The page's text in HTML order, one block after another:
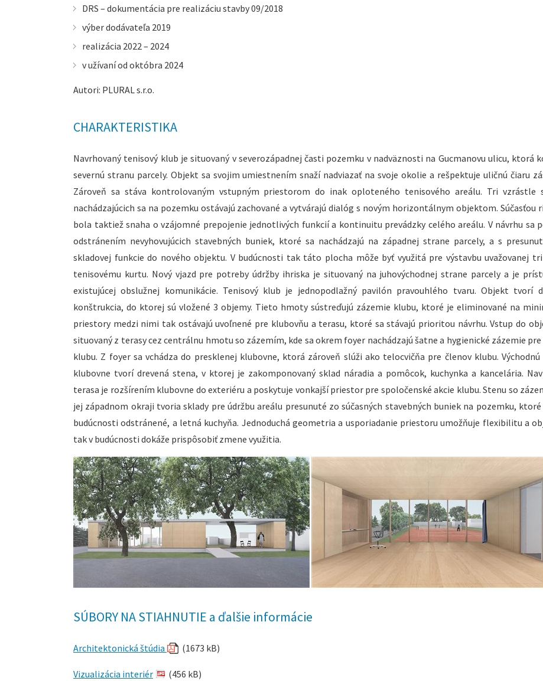
DRS – dokumentácia pre realizáciu stavby 09/2018
výber dodávateľa 2019
realizácia 2022 – 2024
v užívaní od októbra 2024
Autori: PLURAL s.r.o.
CHARAKTERISTIKA
Navrhovaný tenisový klub je situovaný v severozápadnej časti pozemku v nadväznosti na Gucmanovu ulicu, ktorá
severnú stranu parcely. Objekt sa svojim umiestnením snaží nadviazať na svoje okolie a rešpektuje uličnú čiaru
Zároveň sa stáva kontrolovaným vstupným priestorom do inak oploteného tenisového areálu. Tri vzrástle
nachádzajúcich sa na pozemku ostávajú zachované a vytvárajú dialóg s novým horizontálnym objektom. Súčasťou
bola taktiež snaha o vzájomné prepojenie jednotlivých funkcií a kontinuitu prevádzky celého areálu. V návrhu sa
odstránením nevyhovujúcich stavebných buniek, ktoré sa nachádzajú na západnej strane parcely, a s
skladovej funkcie do nového objektu. V budúcnosti tak táto plocha môže byť využitá pre výstavbu uvažovanej
tenisovému kurtu. Nový vjazd pre potreby údržby ihriska je situovaný na juhovýchodnej strane parcely a je
existujúcej obslužnej komunikácie. Tenisový klub je jednopodlažný pavilón pravouhlého tvaru. Objekt tvorí
konštrukcia, do ktorej sú vložené 3 objemy. Tieto hmoty sústreďujú zázemie klubu, ktoré je eliminované na
priestory medzi nimi tak ostávajú uvoľnené pre klubovňu a terasu, ktoré sa stávajú prioritou návrhu. Vstup do
situovaný z terasy cez centrálnu hmotu so zázemím, kde sa okrem foyer nachádzajú šatne a hygienické zázemie
klubu. Z foyer sa vchádza do presklenej klubovne, ktorá zároveň slúži ako telocvičňa pre členov klubu.
klubovne tvorí drevená stena, v ktorej je zakomponovaný sklad náradia a pomôcok, kuchynka a kancelária.
terasa je rozšírením klubovne do exteriéru a poskytuje vonkajší priestor pre spoločenské akcie klubu. Stenu so
jej západnom okraji tvoria sklady pre údržbu areálu presunuté zo súčasných stavebných buniek na pozemku, ktoré
budúcnosti odstránené, a letná kuchyňa. Jednoduchá geometria a usporiadanie priestoru umožňuje flexibilitu a
tak v budúcnosti dokáže prispôsobiť zmene využitia.
SÚBORY NA STIAHNUTIE a ďalšie informácie
Architektonická štúdia (1673 kB)
Vizualizácia interiér (456 kB)